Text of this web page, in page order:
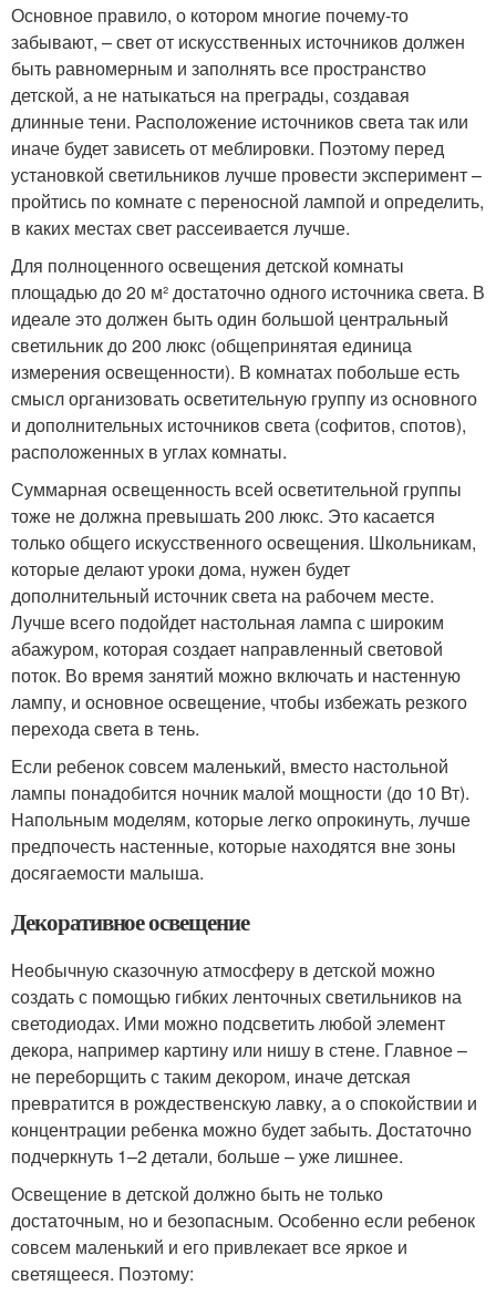
Основное правило, о котором многие почему-то
забывают, – свет от искусственных источников должен
быть равномерным и заполнять все пространство
детской, а не натыкаться на преграды, создавая
длинные тени. Расположение источников света так или
иначе будет зависеть от меблировки. Поэтому перед
установкой светильников лучше провести эксперимент –
пройтись по комнате с переносной лампой и определить,
в каких местах свет рассеивается лучше.
Для полноценного освещения детской комнаты
площадью до 20 м² достаточно одного источника света. В
идеале это должен быть один большой центральный
светильник до 200 люкс (общепринятая единица
измерения освещенности). В комнатах побольше есть
смысл организовать осветительную группу из основного
и дополнительных источников света (софитов, спотов),
расположенных в углах комнаты.
Суммарная освещенность всей осветительной группы
тоже не должна превышать 200 люкс. Это касается
только общего искусственного освещения. Школьникам,
которые делают уроки дома, нужен будет
дополнительный источник света на рабочем месте.
Лучше всего подойдет настольная лампа с широким
абажуром, которая создает направленный световой
поток. Во время занятий можно включать и настенную
лампу, и основное освещение, чтобы избежать резкого
перехода света в тень.
Если ребенок совсем маленький, вместо настольной
лампы понадобится ночник малой мощности (до 10 Вт).
Напольным моделям, которые легко опрокинуть, лучше
предпочесть настенные, которые находятся вне зоны
досягаемости малыша.
Декоративное освещение
Необычную сказочную атмосферу в детской можно
создать с помощью гибких ленточных светильников на
светодиодах. Ими можно подсветить любой элемент
декора, например картину или нишу в стене. Главное –
не переборщить с таким декором, иначе детская
превратится в рождественскую лавку, а о спокойствии и
концентрации ребенка можно будет забыть. Достаточно
подчеркнуть 1–2 детали, больше – уже лишнее.
Освещение в детской должно быть не только
достаточным, но и безопасным. Особенно если ребенок
совсем маленький и его привлекает все яркое и
светящееся. Поэтому: